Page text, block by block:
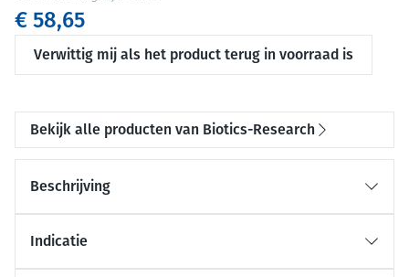
€ 58,65
Verwittig mij als het product terug in voorraad is
Bekijk alle producten van Biotics-Research
Beschrijving
Indicatie